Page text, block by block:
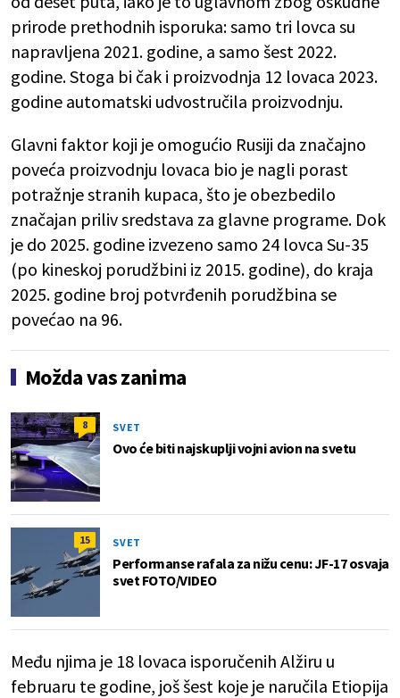
prirode prethodnih isporuka: samo tri lovca su
napravljena 2021. godine, a samo šest 2022.
godine. Stoga bi čak i proizvodnja 12 lovaca 2023.
godine automatski udvostručila proizvodnju.
Glavni faktor koji je omogućio Rusiji da značajno
poveća proizvodnju lovaca bio je nagli porast
potražnje stranih kupaca, što je obezbedilo
značajan priliv sredstava za glavne programe. Dok
je do 2025. godine izvezeno samo 24 lovca Su-35
(po kineskoj porudžbini iz 2015. godine), do kraja
2025. godine broj potvrđenih porudžbina se
povećao na 96.
Možda vas zanima
8 SVET
Ovo će biti najskuplji vojni avion na svetu
15 SVET
Performanse rafala za nižu cenu: JF-17 osvaja
svet FOTO/VIDEO
Među njima je 18 lovaca isporučenih Alžiru u
februaru te godine, još šest koje je naručila Etiopija